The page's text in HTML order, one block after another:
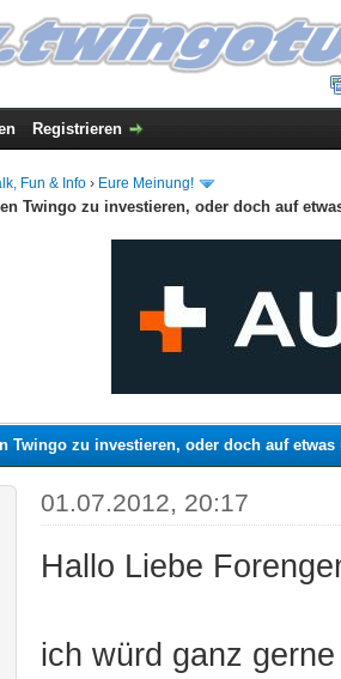
Registrieren
Fun & Info › Eure Meinung!
Twingo zu investieren, oder doch auf
Twingo zu investieren, oder doch auf etwas
01.07.2012, 20:17
Hallo Liebe
ich würd ganz